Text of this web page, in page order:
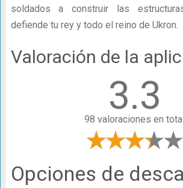
soldados a construir las
defiende tu rey y todo el reino de Ukron.
Valoración de la
3.3
98 valoraciones en
Opciones de